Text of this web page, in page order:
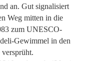
an. Gut signalisiert
Weg mitten in die
zum UNESCO-
Gewimmel in den
versprüht.